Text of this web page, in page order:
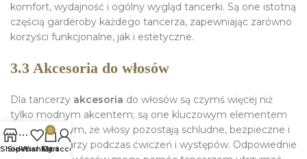
komfort, wydajność i ogólny wygląd tancerki. Są one istotną
częścią garderoby każdego tancerza, zapewniając zarówno
korzyści funkcjonalne, jak i estetyczne.
3.3 Akcesoria do włosów
Dla tancerzy akcesoria do włosów są czymś więcej niż
tylko modnym akcentem; są one kluczowym elementem
zapewniającym, że włosy pozostają schludne, bezpieczne i
z dala od twarzy podczas ćwiczeń i występów. Odpowiednie
Shop
Sidebar
Wishlist
0
Cart
My account